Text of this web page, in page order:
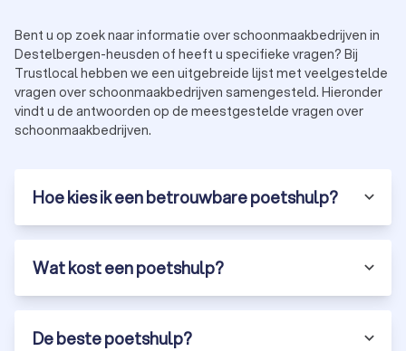
Bent u op zoek naar informatie over schoonmaakbedrijven in
Destelbergen-heusden of heeft u specifieke vragen? Bij
Trustlocal hebben we een uitgebreide lijst met veelgestelde
vragen over schoonmaakbedrijven samengesteld. Hieronder
vindt u de antwoorden op de meestgestelde vragen over
schoonmaakbedrijven.
Hoe kies ik een betrouwbare poetshulp?
Wat kost een poetshulp?
De beste poetshulp?